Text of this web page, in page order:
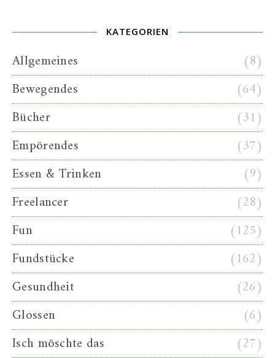
KATEGORIEN
Allgemeines
(8)
Bewegendes
(64)
Bücher
(31)
Empörendes
(37)
Essen & Trinken
(9)
Freelancer
(28)
Fun
(125)
Fundstücke
(162)
Gesundheit
(26)
Glossen
(6)
Isch möschte das
(27)